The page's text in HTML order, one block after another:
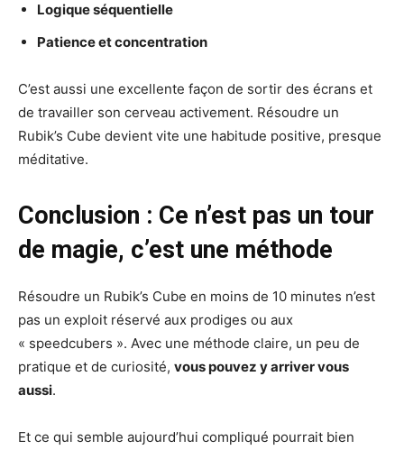
Logique séquentielle
Patience et concentration
C’est aussi une excellente façon de sortir des écrans et
de travailler son cerveau activement. Résoudre un
Rubik’s Cube devient vite une habitude positive, presque
méditative.
Conclusion : Ce n’est pas un tour
de magie, c’est une méthode
Résoudre un Rubik’s Cube en moins de 10 minutes n’est
pas un exploit réservé aux prodiges ou aux
« speedcubers ». Avec une méthode claire, un peu de
pratique et de curiosité, vous pouvez y arriver vous
aussi.
Et ce qui semble aujourd’hui compliqué pourrait bien